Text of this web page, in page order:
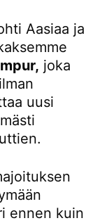
Aasiaa ja
joka
uusi
ennen kuin